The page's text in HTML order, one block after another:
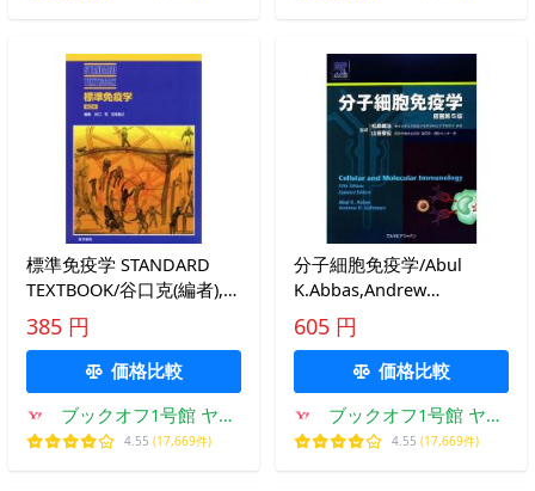
標準免疫学 STANDARD
TEXTBOOK/谷口克(編者),宮
坂昌之(編者)
385 円
価格比較
ブックオフ1号館 ヤフ
ーショッピング店
4.55 (17,669件)
分子細胞免疫学/Abul
K.Abbas,Andrew
H.Lichtman【著】,松島綱
治,山田幸宏【監訳】
605 円
価格比較
ブックオフ1号館 ヤフ
ーショッピング店
4.55 (17,669件)